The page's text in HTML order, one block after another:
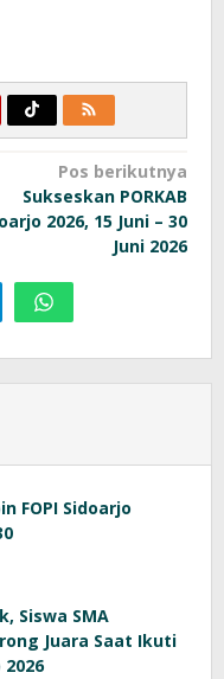
Pos berikutnya
Sukseskan PORKAB
2026, 15 Juni – 30
Juni 2026
FOPI Sidoarjo
Siswa SMA
Juara Saat Ikuti
2026